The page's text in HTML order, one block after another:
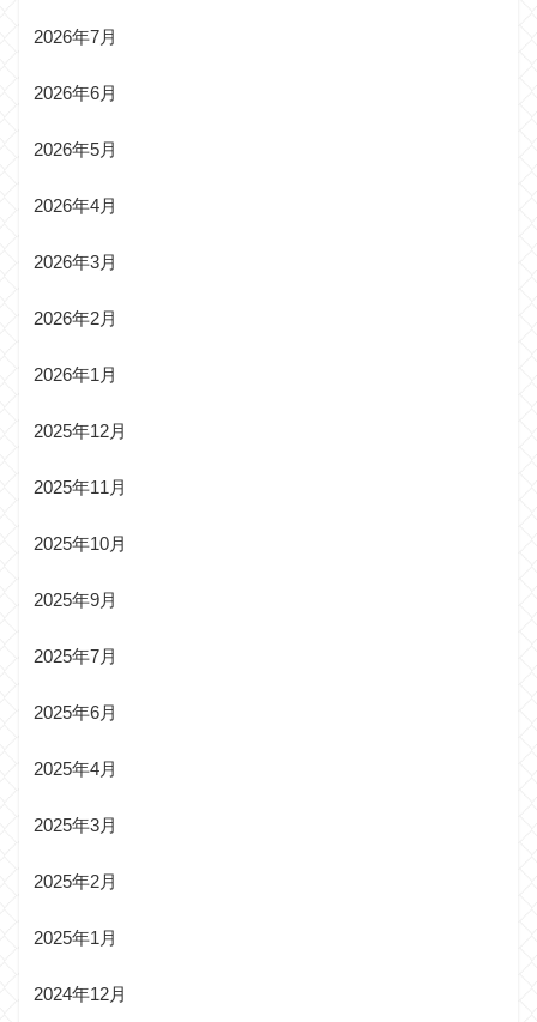
2026年7月
2026年6月
2026年5月
2026年4月
2026年3月
2026年2月
2026年1月
2025年12月
2025年11月
2025年10月
2025年9月
2025年7月
2025年6月
2025年4月
2025年3月
2025年2月
2025年1月
2024年12月